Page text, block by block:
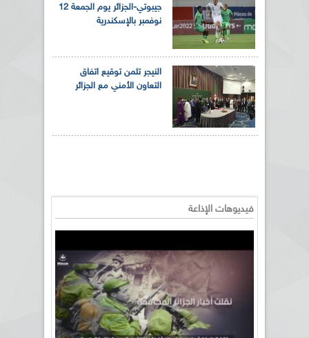
جيبوتي-الجزائر يوم الجمعة 12
نوفمبر بالإسكندرية
النيجر تثمن توقيع اتفاق
التعاون الأمني مع الجزائر
فيديوهات الإذاعة